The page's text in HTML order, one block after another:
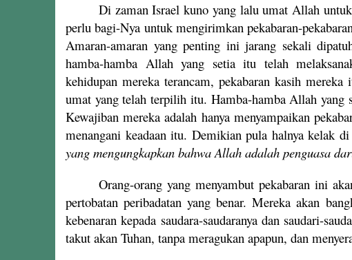
Di zaman Israel kuno yang lalu umat Allah
perlu bagi-Nya untuk mengirimkan pekabaran-
Amaran-amaran yang penting ini jarang sekali
hamba-hamba Allah yang setia itu telah
kehidupan mereka terancam, pekabaran kasih
umat yang telah terpilih itu. Hamba-hamba Allah yang
Kewajiban mereka adalah hanya menyampaikan
menangani keadaan itu. Demikian pula halnya kelak
yang mengungkapkan bahwa Allah adalah penguasa
Orang-orang yang menyambut pekabaran ini
pertobatan peribadatan yang benar. Mereka akan
kebenaran kepada saudara-saudaranya dan saudari-
takut akan Tuhan, tanpa meragukan apapun, dan